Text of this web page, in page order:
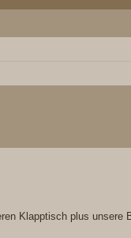
Klapptisch plus unsere